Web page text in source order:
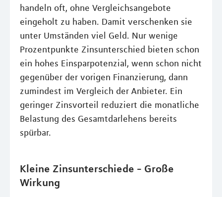
handeln oft, ohne Vergleichsangebote
eingeholt zu haben. Damit verschenken sie
unter Umständen viel Geld. Nur wenige
Prozentpunkte Zinsunterschied bieten schon
ein hohes Einsparpotenzial, wenn schon nicht
gegenüber der vorigen Finanzierung, dann
zumindest im Vergleich der Anbieter. Ein
geringer Zinsvorteil reduziert die monatliche
Belastung des Gesamtdarlehens bereits
spürbar.
Kleine Zinsunterschiede - Große
Wirkung